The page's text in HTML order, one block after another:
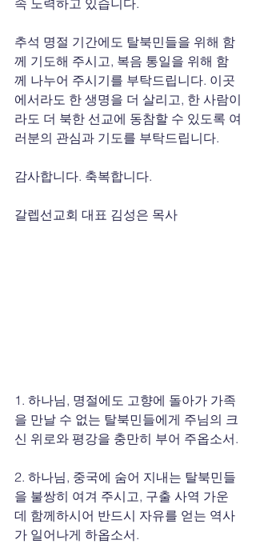
추석 명절 기간에도 탈북민들을 위해 함
께 기도해 주시고, 복음 통일을 위해 함
께 나누어 주시기를 부탁드립니다. 이곳
에서라도 한 생명을 더 살리고, 한 사람이
라도 더 북한 선교에 동참할 수 있도록 여
러분의 관심과 기도를 부탁드립니다.
감사합니다. 축복합니다.
갈렙선교회 대표 김성은 목사
1. 하나님, 명절에도 고향에 돌아가 가족
을 만날 수 없는 탈북민들에게 주님의 크
신 위로와 평강을 충만히 부어 주옵소서.
2. 하나님, 중국에 숨어 지내는 탈북민들
을 불쌍히 여겨 주시고, 구출 사역 가운
데 함께하시어 반드시 자유를 얻는 역사
가 일어나게 하옵소서.